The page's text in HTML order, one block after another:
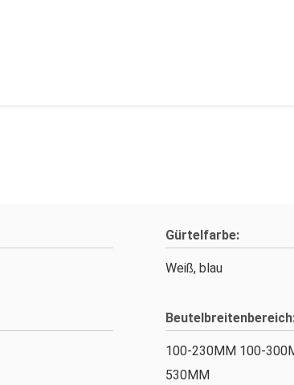
Gürtelfarbe:
Weiß, blau
100-230MM 100-
530MM